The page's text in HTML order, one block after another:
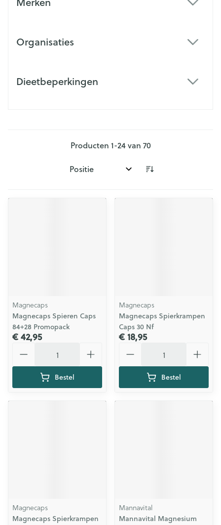
Organisaties
Dieetbeperkingen
Producten 1-24van 70
Sorteer op:
Magnecaps
Magnecaps Spieren Caps
84+28 Promopack
€ 42,95
Bestel
Magnecaps
Magnecaps Spierkrampen
Caps 30 Nf
€ 18,95
Bestel
Magnecaps
Magnecaps Spierkrampen
Mannavital
Mannavital Magnesium